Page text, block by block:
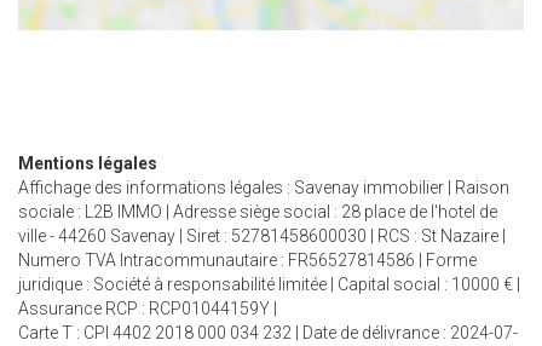
Mentions légales
Affichage des informations légales : Savenay immobilier | Raison
sociale : L2B IMMO | Adresse siège social : 28 place de l'hotel de
ville - 44260 Savenay | Siret : 52781458600030 | RCS : St Nazaire |
Numero TVA Intracommunautaire : FR56527814586 | Forme
juridique : Société à responsabilité limitée | Capital social : 10000 € |
Assurance RCP : RCP01044159Y |
Carte T : CPI 4402 2018 000 034 232 | Date de délivrance : 2024-07-